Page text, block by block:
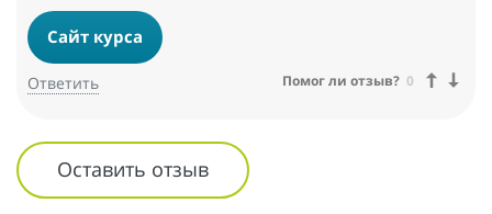
Сайт курса
Ответить Помог ли отзыв? 0
Оставить отзыв